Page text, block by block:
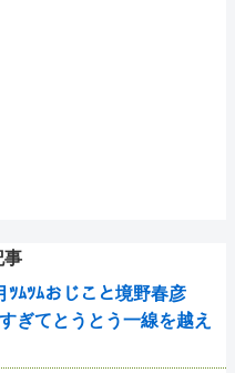
事
ﾂﾑﾂﾑおじこと境野春彦
ぎてとうとう一線を越え